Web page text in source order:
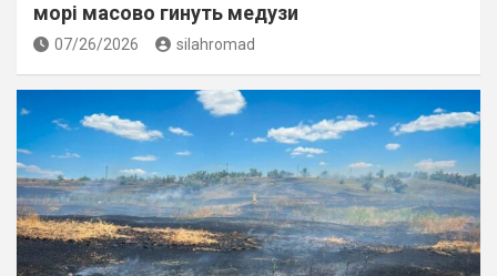
морі масово гинуть медузи
07/26/2026 silahromad